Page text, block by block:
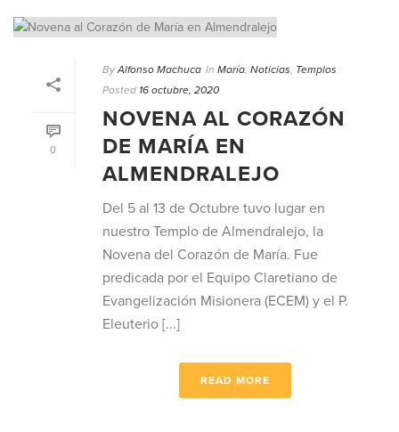
0
By Alfonso Machuca In María Noticias Templos
Posted 16 octubre, 2020
NOVENA AL CORAZÓN
DE MARÍA EN
ALMENDRALEJO
Del 5 al 13 de Octubre tuvo lugar en
nuestro Templo de Almendralejo, la
Novena del Corazón de María. Fue
predicada por el Equipo Claretiano de
Evangelización Misionera (ECEM) y el P.
Eleuterio [...]
READ MORE